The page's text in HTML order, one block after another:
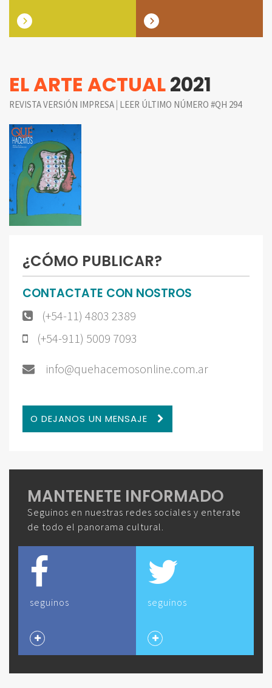
EL ARTE ACTUAL2021
REVISTA VERSIÓN IMPRESA | LEER ÚLTIMO NÚMERO #QH 294
¿CÓMO PUBLICAR?
CONTACTATE CON NOSTROS
(+54-11) 4803 2389
(+54-911) 5009 7093
info@quehacemosonline.com.ar
O DEJANOS UN MENSAJE
MANTENETE INFORMADO
Seguinos en nuestras redes sociales y enterate
de todo el panorama cultural.
seguinos seguinos